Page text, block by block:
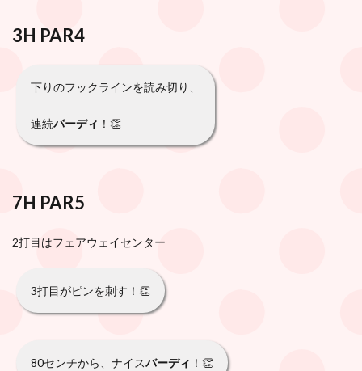
3H PAR4
下りのフックラインを読み切り、
連続バーディ ！👏
7H PAR5
2打目はフェアウェイセンター
3打目がピンを刺す！👏
80センチから、ナイスバーディ ！👏